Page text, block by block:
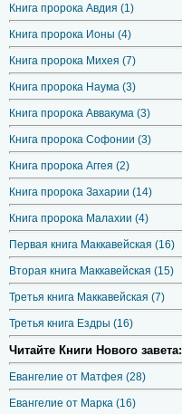
Книга пророка Авдия (1)
Книга пророка Ионы (4)
Книга пророка Михея (7)
Книга пророка Наума (3)
Книга пророка Аввакума (3)
Книга пророка Софонии (3)
Книга пророка Аггея (2)
Книга пророка Захарии (14)
Книга пророка Малахии (4)
Первая книга Маккавейская (16)
Вторая книга Маккавейская (15)
Третья книга Маккавейская (7)
Третья книга Ездры (16)
Читайте Книги Нового завета:
Евангелие от Матфея (28)
Евангелие от Марка (16)